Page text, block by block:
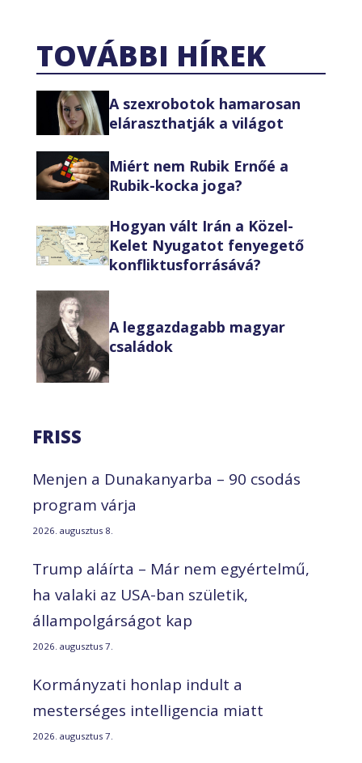
TOVÁBBI HÍREK
A szexrobotok hamarosan
eláraszthatják a világot
Miért nem Rubik Ernőé a
Rubik-kocka joga?
Hogyan vált Irán a Közel-
Kelet Nyugatot fenyegető
konfliktusforrásává?
A leggazdagabb magyar
családok
FRISS
Menjen a Dunakanyarba – 90 csodás
program várja
2026. augusztus 8.
Trump aláírta – Már nem egyértelmű,
ha valaki az USA-ban születik,
állampolgárságot kap
2026. augusztus 7.
Kormányzati honlap indult a
mesterséges intelligencia miatt
2026. augusztus 7.